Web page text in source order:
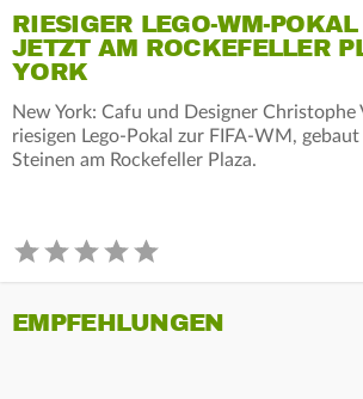
RIESIGER LEGO-WM-
JETZT AM ROCKEFELLER
YORK
New York: Cafu und Designer
riesigen Lego-Pokal zur FIFA-WM,
Steinen am Rockefeller Plaza.
EMPFEHLUNGEN